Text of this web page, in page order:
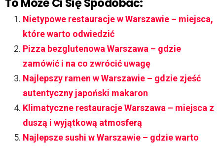
Nietypowe restauracje w Warszawie – miejsca,
które warto odwiedzić
Pizza bezglutenowa Warszawa – gdzie
zamówić i na co zwrócić uwagę
Najlepszy ramen w Warszawie – gdzie zjeść
autentyczny japoński makaron
Klimatyczne restauracje Warszawa – miejsca z
duszą i wyjątkową atmosferą
Najlepsze sushi w Warszawie – gdzie warto